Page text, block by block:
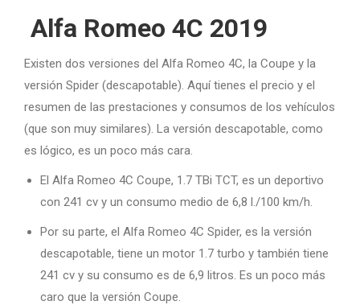
Alfa Romeo 4C 2019
Existen dos versiones del Alfa Romeo 4C, la Coupe y la
versión Spider (descapotable). Aquí tienes el precio y el
resumen de las prestaciones y consumos de los vehículos
(que son muy similares). La versión descapotable, como
es lógico, es un poco más cara.
El Alfa Romeo 4C Coupe, 1.7 TBi TCT, es un deportivo
con 241 cv y un consumo medio de 6,8 l./100 km/h.
Por su parte, el Alfa Romeo 4C Spider, es la versión
descapotable, tiene un motor 1.7 turbo y también tiene
241 cv y su consumo es de 6,9 litros. Es un poco más
caro que la versión Coupe.